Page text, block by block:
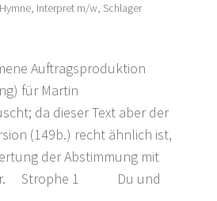
Hymne, Interpret m/w, Schlager
Auftragsproduktion
für Martin
da dieser Text aber der
(149b.) recht ähnlich ist,
der Abstimmung mit
Strophe 1 Du und